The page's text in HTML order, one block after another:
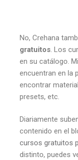
No, Crehana
gratuitos. Los
en su catálogo.
encuentran en la
encontrar
presets, etc.
Diariamente
contenido en el
cursos gratuitos
distinto, puedes